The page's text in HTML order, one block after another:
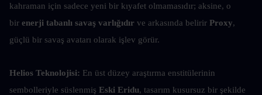
kahraman için sadece yeni bir kıyafet olmamasıdır; aksine, o
bir enerji tabanlı savaş varlığıdır ve arkasında belirir Proxy,
güçlü bir savaş avatarı olarak işlev görür.
Helios Teknolojisi: En üst düzey araştırma enstitülerinin
sembolleriyle süslenmiş Eski Eridu, tasarım kusursuz bir şekilde